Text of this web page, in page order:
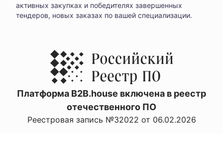
активных закупках и победителях завершенных
тендеров, новых заказах по вашей специализации.
Платформа B2B.house включена в реестр
отечественного ПО
Реестровая запись №32022 от 06.02.2026